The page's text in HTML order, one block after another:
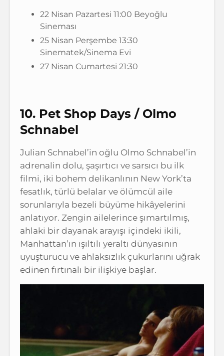
22 Nisan Pazartesi 11:00 Beyoğlu
Sineması
25 Nisan Perşembe 13:30
Sinematek/Sinema Evi
27 Nisan Cumartesi 21:30
10. Pet Shop Days / Olmo
Schnabel
Julian Schnabel’in oğlu Olmo Schnabel’in
adrenalin dolu, şaşırtıcı ve sarsıcı bu ilk
filmi, iki bohem delikanlının New York’ta
fesatlık, türlü belalar ve ölümcül aile
sorunlarıyla bezeli büyüme hikâyelerini
anlatıyor. Zengin ailelerince şımartılmış,
ahlaki bir dayanak arayışı içindeki ikili,
Manhattan’ın ışıltılı yeraltı dünyasının
uyuşturucu ve ahlaksızlık çukurlarını uğrak
edinen fırtınalı bir ilişkiye başlar.